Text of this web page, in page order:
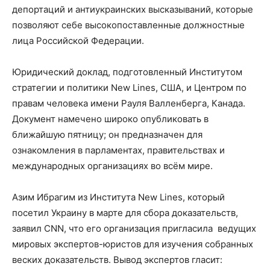
депортаций и антиукраинских высказываний, которые
позволяют себе высокопоставленные должностные
лица Российской Федерации.
Юридический доклад, подготовленный Институтом
стратегии и политики New Lines, США, и Центром по
правам человека имени Рауля Валленберга, Канада.
Документ намечено широко опубликовать в
ближайшую пятницу; он предназначен для
ознакомления в парламентах, правительствах и
международных организациях во всём мире.
Азим Ибрагим из Института New Lines, который
посетил Украину в марте для сбора доказательств,
заявил CNN, что его организация пригласила ведущих
мировых экспертов-юристов для изучения собранных
веских доказательств. Вывод экспертов гласит: